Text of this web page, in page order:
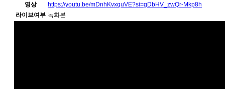
영상
https://youtu.be/mDnhKvxquVE?si=gDbHV_zwQr-Mkp8h
라이브여부 녹화본